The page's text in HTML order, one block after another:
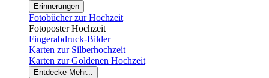
Erinnerungen
Fotobücher zur Hochzeit
Fotoposter Hochzeit
Fingerabdruck-Bilder
Karten zur Silberhochzeit
Karten zur Goldenen Hochzeit
Entdecke Mehr...